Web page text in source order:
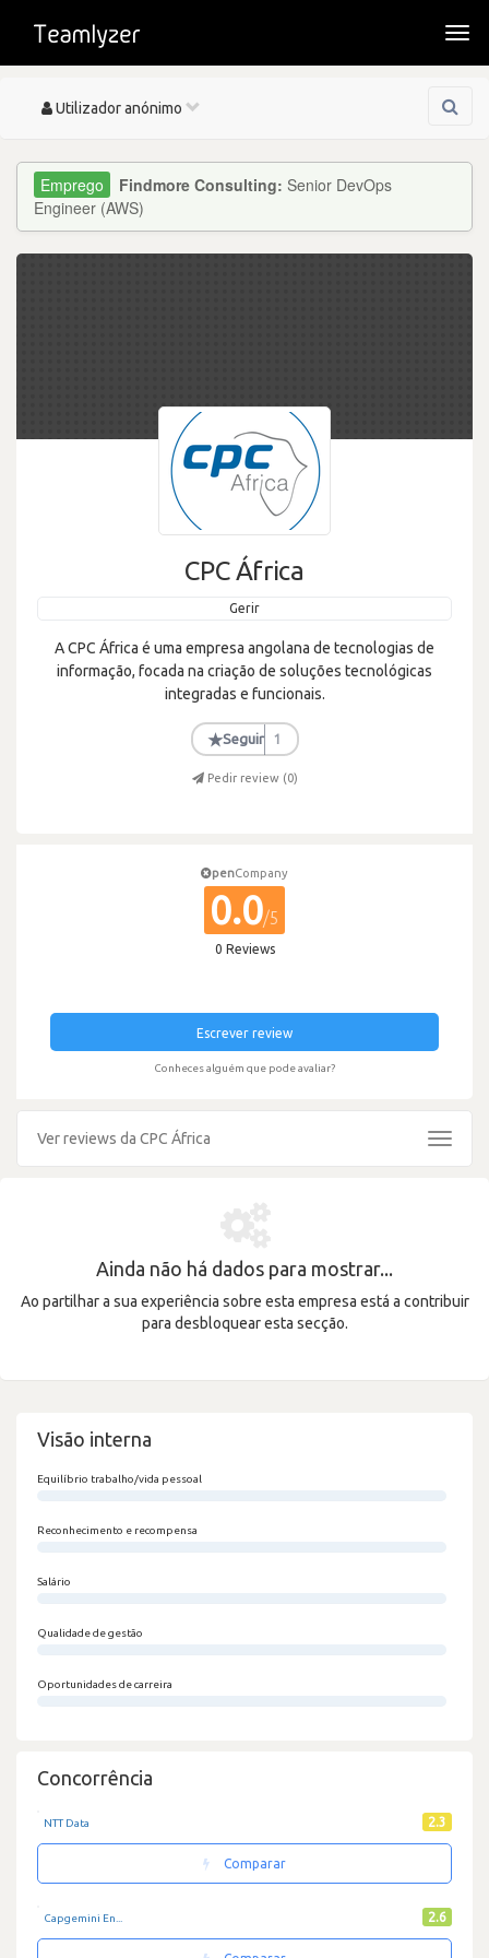
Toggle
Utilizador anónimo
Findmore Consulting: Senior DevOps
Engineer (AWS)
CPC África
Gerir
A CPC África é uma empresa angolana de tecnologias de
informação, focada na criação de soluções tecnológicas
integradas e funcionais.
★Seguir 1
Pedir review (0)
penCompany
0.0/5
0 Reviews
Escrever review
Conheces alguém que pode avaliar?
Ver reviews da CPC África
Toggle
Ainda não há dados para mostrar...
Ao partilhar a sua experiência sobre esta empresa está a contribuir
para desbloquear esta secção.
Visão interna
Equilíbrio trabalho/vida pessoal
Reconhecimento e recompensa
Salário
Qualidade de gestão
Oportunidades de carreira
Concorrência
NTT Data 2.3
Comparar
Capgemini En... 2.6